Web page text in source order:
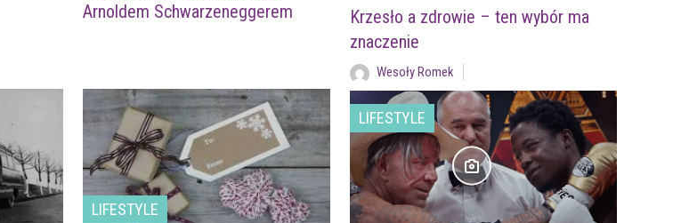
Arnoldem Schwarzeneggerem
LIFESTYLE
Krzesło a zdrowie – ten wybór ma
znaczenie
Wesoły Romek
LIFESTYLE